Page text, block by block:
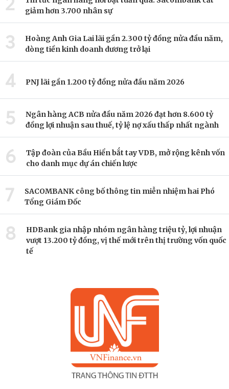
giảm hơn 3.700 nhân sự
3
Hoàng Anh Gia Lai lãi gần 2.300 tỷ đồng nửa đầu năm,
dòng tiền kinh doanh dương trở lại
4 PNJ lãi gần 1.200 tỷ đồng nửa đầu năm 2026
5
Ngân hàng ACB nửa đầu năm 2026 đạt hơn 8.600 tỷ
đồng lợi nhuận sau thuế, tỷ lệ nợ xấu thấp nhất ngành
6
Tập đoàn của Bầu Hiển bắt tay VDB, mở rộng kênh vốn
cho danh mục dự án chiến lược
7
SACOMBANK công bố thông tin miễn nhiệm hai Phó
Tổng Giám Đốc
8
HDBank gia nhập nhóm ngân hàng triệu tỷ, lợi nhuận
vượt 13.200 tỷ đồng, vị thế mới trên thị trường vốn quốc
tế